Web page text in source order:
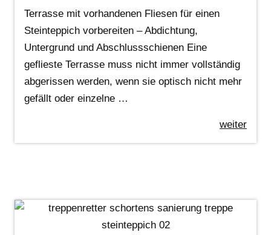
Terrasse mit vorhandenen Fliesen für einen
Steinteppich vorbereiten – Abdichtung,
Untergrund und Abschlussschienen Eine
geflieste Terrasse muss nicht immer vollständig
abgerissen werden, wenn sie optisch nicht mehr
gefällt oder einzelne …
weiter